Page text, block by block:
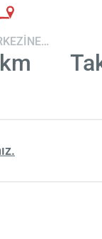
ŞEHİR MERKEZİNE UZAKLIK